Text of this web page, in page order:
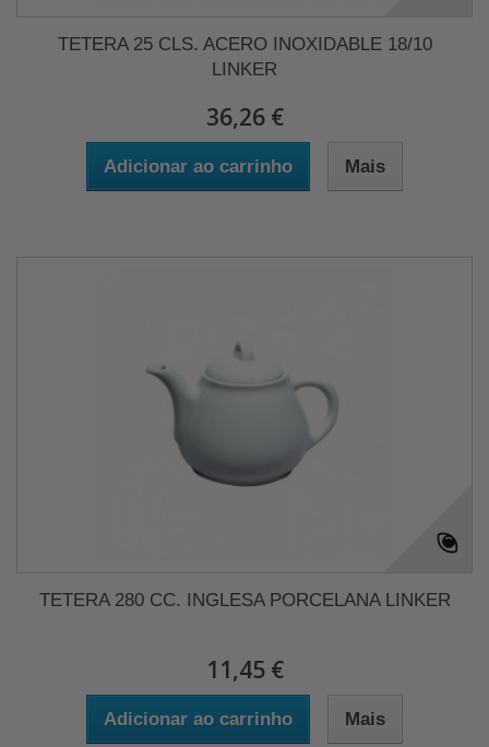
TETERA 25 CLS. ACERO INOXIDABLE 18/10
LINKER
36,26 €
Adicionar ao carrinho Mais
TETERA 280 CC. INGLESA PORCELANA LINKER
11,45 €
Adicionar ao carrinho Mais